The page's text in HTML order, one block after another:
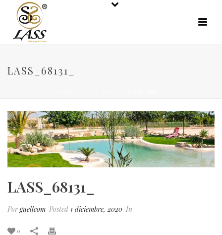
LASS_68131_
LASS_68131_
Por guellcom Posted 1 diciembre, 2020 In
0